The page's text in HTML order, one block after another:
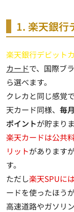
1. 楽天銀行
楽天銀行デビット
カードで、国際ブ
ら選べます。
クレカと同じ感覚
天カード同様、 毎
ポイントが貯まりま
楽天カードは公共
リットがありますが
す。
ただし楽天SPUに
ードを使ったほう
高速道路やガソリ